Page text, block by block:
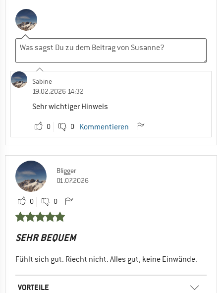
Sabine
19.02.2026 14:32
Sehr wichtiger Hinweis
0 0 Kommentieren
Bligger
01.07.2026
0 0
SEHR BEQUEM
Fühlt sich gut. Riecht nicht. Alles gut, keine Einwände.
VORTEILE